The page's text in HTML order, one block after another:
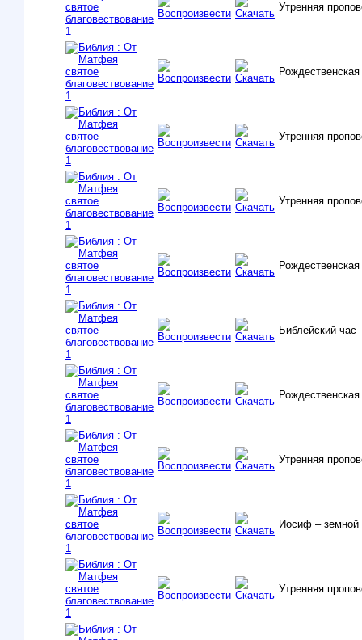
Утренняя
Утренняя
Утренняя
Библейский час
Утренняя
Иосиф –
Утренняя